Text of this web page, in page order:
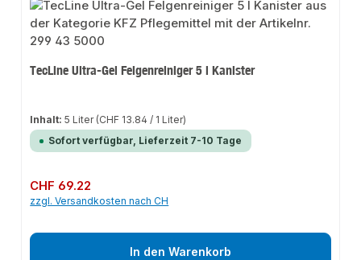
TecLine Ultra-Gel Felgenreiniger 5 l Kanister
Inhalt:5 Liter (CHF 13.84 / 1 Liter)
Sofort verfügbar, Lieferzeit 7-10 Tage
Regulärer Preis:
CHF 69.22
zzgl. Versandkosten nach CH
In den Warenkorb